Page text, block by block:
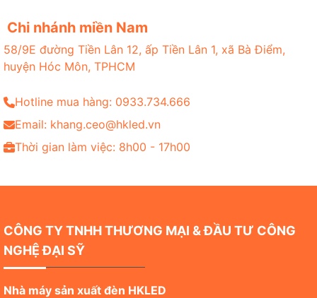
Chi nhánh miền Nam
58/9E đường Tiền Lân 12, ấp Tiền Lân 1, xã Bà Điểm,
huyện Hóc Môn, TPHCM
Hotline mua hàng: 0933.734.666
Email: khang.ceo@hkled.vn
Thời gian làm việc: 8h00 - 17h00
CÔNG TY TNHH THƯƠNG MẠI & ĐẦU TƯ CÔNG
NGHỆ ĐẠI SỸ
Nhà máy sản xuất đèn HKLED